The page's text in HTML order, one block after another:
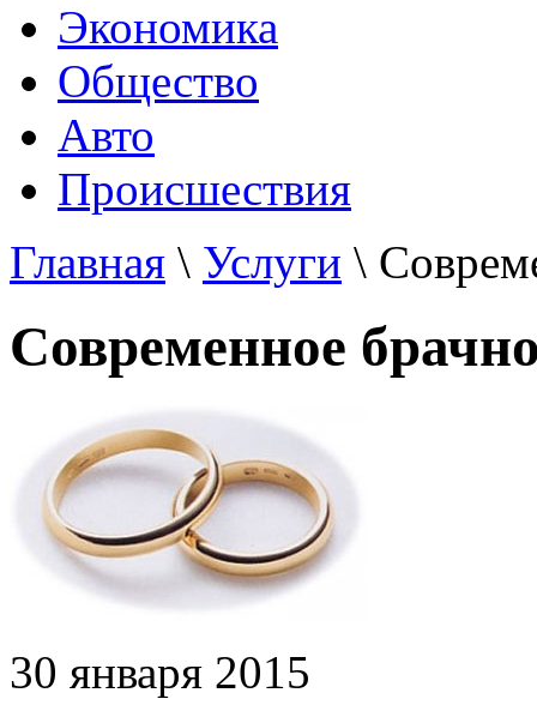
Экономика
Общество
Авто
Происшествия
Главная \ Услуги \
Современное
30 января 2015